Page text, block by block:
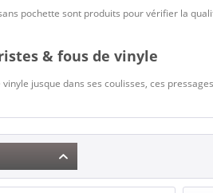
pochette sont produits pour vérifier la
& fous de vinyle
vinyle jusque dans ses coulisses, ces